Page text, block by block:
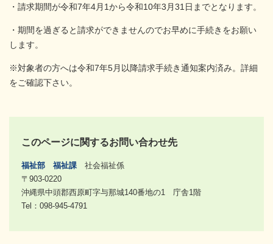
・請求期間が令和7年4月1から令和10年3月31日までとなります。
・期間を過ぎると請求ができませんのでお早めに手続きをお願い
します。
※対象者の方へは令和7年5月以降請求手続き通知案内済み。詳細
をご確認下さい。
このページに関するお問い合わせ先
福祉部 福祉課
社会福祉係
〒903-0220
沖縄県中頭郡西原町字与那城140番地の1 庁舎1階
Tel：098-945-4791